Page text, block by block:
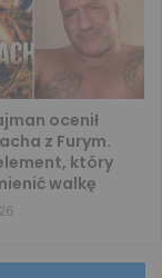
ocenił
z Furym.
który
walkę